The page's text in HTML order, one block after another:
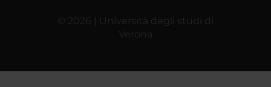
© 2026 | Università degli studi di
Verona